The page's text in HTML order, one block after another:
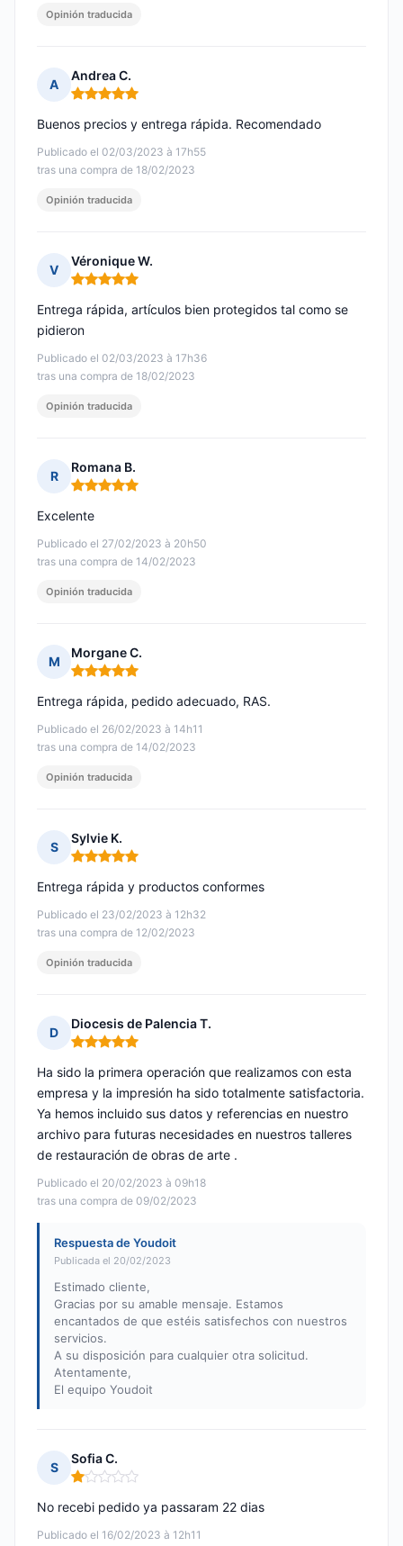
Opinión traducida
A
Andrea C.
Nota: 5 de 5
Publicado el 02/03/2023 à 17h55
tras una compra de 18/02/2023
Buenos precios y entrega rápida. Recomendado
Opinión traducida
V
Véronique W.
Nota: 5 de 5
Publicado el 02/03/2023 à 17h36
tras una compra de 18/02/2023
Entrega rápida, artículos bien protegidos tal como se
pidieron
Opinión traducida
R
Romana B.
Nota: 5 de 5
Publicado el 27/02/2023 à 20h50
tras una compra de 14/02/2023
Excelente
Opinión traducida
M
Morgane C.
Nota: 5 de 5
Publicado el 26/02/2023 à 14h11
tras una compra de 14/02/2023
Entrega rápida, pedido adecuado, RAS.
Opinión traducida
S
Sylvie K.
Nota: 5 de 5
Publicado el 23/02/2023 à 12h32
tras una compra de 12/02/2023
Entrega rápida y productos conformes
Opinión traducida
D
Diocesis de Palencia T.
Nota: 5 de 5
Publicado el 20/02/2023 à 09h18
tras una compra de 09/02/2023
Ha sido la primera operación que realizamos con esta
empresa y la impresión ha sido totalmente satisfactoria.
Ya hemos incluido sus datos y referencias en nuestro
archivo para futuras necesidades en nuestros talleres
de restauración de obras de arte .
Respuesta de Youdoit
Publicada el 20/02/2023
Estimado cliente,
Gracias por su amable mensaje. Estamos
encantados de que estéis satisfechos con nuestros
servicios.
A su disposición para cualquier otra solicitud.
Atentamente,
El equipo Youdoit
S
Sofia C.
Nota: 1 de 5
Publicado el 16/02/2023 à 12h11
No recebi pedido ya passaram 22 dias